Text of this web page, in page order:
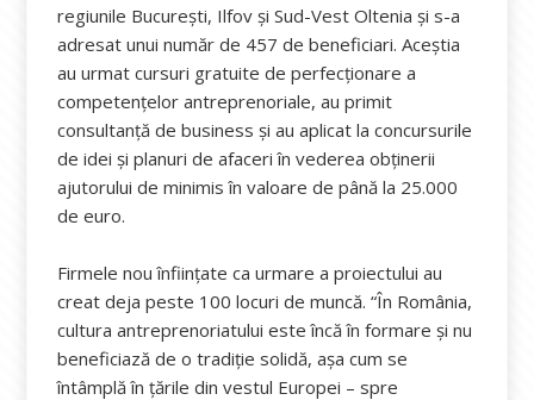
regiunile Bucureşti, Ilfov şi Sud-Vest Oltenia şi s-a
adresat unui număr de 457 de beneficiari. Aceștia
au urmat cursuri gratuite de perfecţionare a
competenţelor antreprenoriale, au primit
consultanţă de business şi au aplicat la concursurile
de idei şi planuri de afaceri în vederea obţinerii
ajutorului de minimis în valoare de până la 25.000
de euro.
Firmele nou înființate ca urmare a proiectului au
creat deja peste 100 locuri de muncă. “În România,
cultura antreprenoriatului este încă în formare şi nu
beneficiază de o tradiţie solidă, aşa cum se
întâmplă în ţările din vestul Europei – spre